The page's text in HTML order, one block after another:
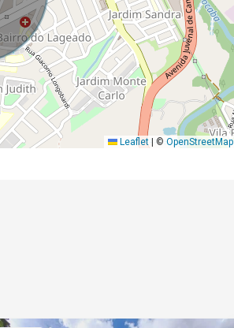
Leaflet © OpenStreetMap